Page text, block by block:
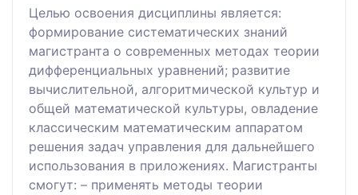
Целью освоения дисциплины является:
формирование систематических знаний
магистранта о современных методах теории
дифференциальных уравнений; развитие
вычислительной, алгоритмической культур и
общей математической культуры, овладение
классическим математическим аппаратом
решения задач управления для дальнейшего
использования в приложениях. Магистранты
смогут: – применять методы теории